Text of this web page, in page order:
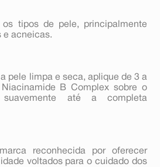
os tipos de pele, principalmente
e acneicas.
pele limpa e seca, aplique de 3 a
B Complex sobre o
suavemente até a completa
reconhecida por oferecer
voltados para o cuidado dos